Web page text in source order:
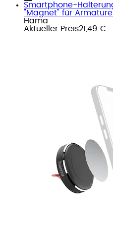
Smartphone-
"Magnet" für
Hama
Aktueller Preis21,49 €